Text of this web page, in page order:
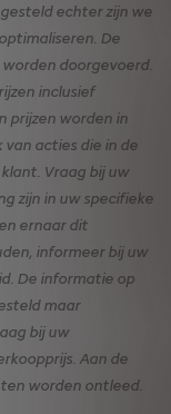
echter zijn we
De
doorgevoerd.
inclusief
prijzen worden in
acties die in de
Vraag bij uw
zijn in uw specifieke
ernaar dit
informeer bij uw
De informatie op
maar
bij uw
Aan de
worden ontleed.